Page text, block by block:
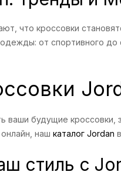
что кроссовки
от спортивного до
ваши будущие кроссовки,
наш каталог Jordan
стиль с